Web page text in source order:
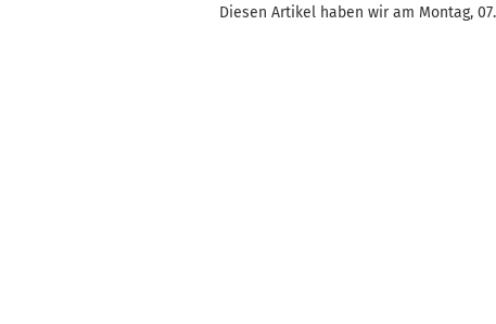
Diesen Artikel haben wir am Montag,